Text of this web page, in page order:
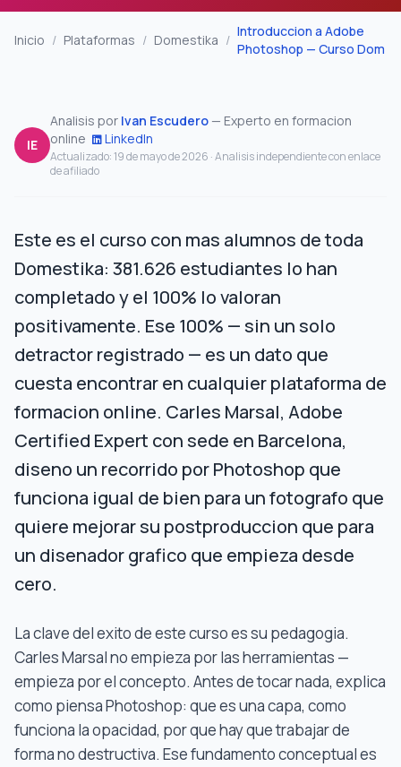
Inicio / Plataformas / Domestika /
Introduccion a Adobe
Photoshop — Curso Dom
IE
Analisis por Ivan Escudero — Experto en formacion
online
LinkedIn
Actualizado: 19 de mayo de 2026 · Analisis independiente con enlace
de afiliado
Este es el curso con mas alumnos de toda
Domestika: 381.626 estudiantes lo han
completado y el 100% lo valoran
positivamente. Ese 100% — sin un solo
detractor registrado — es un dato que
cuesta encontrar en cualquier plataforma de
formacion online. Carles Marsal, Adobe
Certified Expert con sede en Barcelona,
diseno un recorrido por Photoshop que
funciona igual de bien para un fotografo que
quiere mejorar su postproduccion que para
un disenador grafico que empieza desde
cero.
La clave del exito de este curso es su pedagogia.
Carles Marsal no empieza por las herramientas —
empieza por el concepto. Antes de tocar nada, explica
como piensa Photoshop: que es una capa, como
funciona la opacidad, por que hay que trabajar de
forma no destructiva. Ese fundamento conceptual es